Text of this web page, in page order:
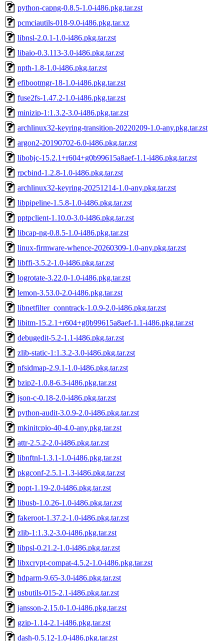
python-capng-0.8.5-1.0-i486.pkg.tar.zst
pcmciautils-018-9.0-i486.pkg.tar.xz
libnsl-2.0.1-1.0-i486.pkg.tar.zst
libaio-0.3.113-3.0-i486.pkg.tar.zst
npth-1.8-1.0-i486.pkg.tar.zst
efibootmgr-18-1.0-i486.pkg.tar.zst
fuse2fs-1.47.2-1.0-i486.pkg.tar.zst
minizip-1:1.3.2-3.0-i486.pkg.tar.zst
archlinux32-keyring-transition-20220209-1.0-any.pkg.tar.zst
argon2-20190702-6.0-i486.pkg.tar.zst
libobjc-15.2.1+r604+g0b99615a8aef-1.1-i486.pkg.tar.zst
rpcbind-1.2.8-1.0-i486.pkg.tar.zst
archlinux32-keyring-20251214-1.0-any.pkg.tar.zst
libpipeline-1.5.8-1.0-i486.pkg.tar.zst
pptpclient-1.10.0-3.0-i486.pkg.tar.zst
libcap-ng-0.8.5-1.0-i486.pkg.tar.zst
linux-firmware-whence-20260309-1.0-any.pkg.tar.zst
libffi-3.5.2-1.0-i486.pkg.tar.zst
logrotate-3.22.0-1.0-i486.pkg.tar.zst
lemon-3.53.0-2.0-i486.pkg.tar.zst
libnetfilter_conntrack-1.0.9-2.0-i486.pkg.tar.zst
libitm-15.2.1+r604+g0b99615a8aef-1.1-i486.pkg.tar.zst
debugedit-5.2-1.1-i486.pkg.tar.zst
zlib-static-1:1.3.2-3.0-i486.pkg.tar.zst
nfsidmap-2.9.1-1.0-i486.pkg.tar.zst
bzip2-1.0.8-6.3-i486.pkg.tar.zst
json-c-0.18-2.0-i486.pkg.tar.zst
python-audit-3.0.9-2.0-i486.pkg.tar.zst
mkinitcpio-40-4.0-any.pkg.tar.zst
attr-2.5.2-2.0-i486.pkg.tar.zst
libnftnl-1.3.1-1.0-i486.pkg.tar.zst
pkgconf-2.5.1-1.3-i486.pkg.tar.zst
popt-1.19-2.0-i486.pkg.tar.zst
libusb-1.0.26-1.0-i486.pkg.tar.zst
fakeroot-1.37.2-1.0-i486.pkg.tar.zst
zlib-1:1.3.2-3.0-i486.pkg.tar.zst
libpsl-0.21.2-1.0-i486.pkg.tar.zst
libxcrypt-compat-4.5.2-1.0-i486.pkg.tar.zst
hdparm-9.65-3.0-i486.pkg.tar.zst
usbutils-015-2.1-i486.pkg.tar.zst
jansson-2.15.0-1.0-i486.pkg.tar.zst
gzip-1.14-2.1-i486.pkg.tar.zst
dash-0.5.12-1.0-i486.pkg.tar.zst